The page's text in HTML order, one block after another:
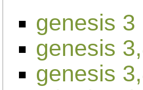
genesis 3
genesis
genesis